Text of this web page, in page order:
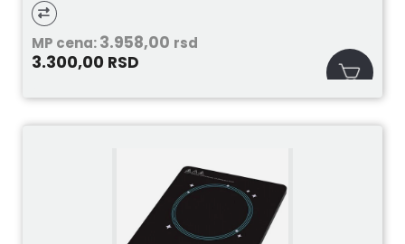
MP cena:3.958,00 rsd
3.300,00 RSD